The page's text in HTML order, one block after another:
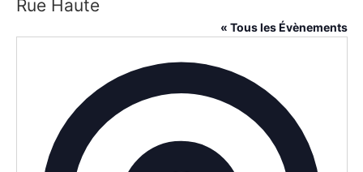
Rue Haute
« Tous les Évènements